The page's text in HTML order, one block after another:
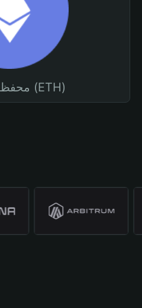
محفظة إيثيريوم (ETH)